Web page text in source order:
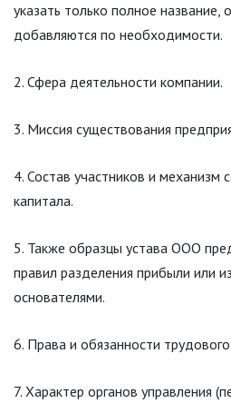
указать только полное название,
добавляются по необходимости.
Сфера деятельности компании.
Миссия существования
Состав участников и механизм
капитала.
Также образцы устава ООО
правил разделения прибыли или
основателями.
Права и обязанности
Характер органов управления